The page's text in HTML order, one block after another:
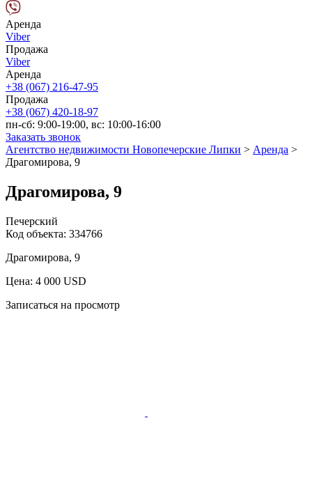
Аренда
Viber
Продажа
Viber
Аренда
+38 (067) 216-47-95
Продажа
+38 (067) 420-18-97
пн-сб: 9:00-19:00, вс: 10:00-16:00
Заказать звонок
Агентство недвижимости Новопечерские Липки > Аренда >
Драгомирова, 9
Драгомирова, 9
Печерский
Код объекта: 334766
Драгомирова, 9
Цена: 4 000 USD
Записаться на просмотр